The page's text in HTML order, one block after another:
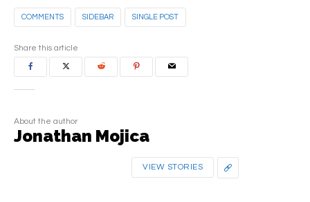
COMMENTS SIDEBAR SINGLE POST
Share this article
About the author
Jonathan Mojica
VIEW STORIES